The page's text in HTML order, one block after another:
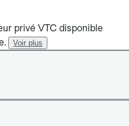
privé VTC disponible
Voir plus